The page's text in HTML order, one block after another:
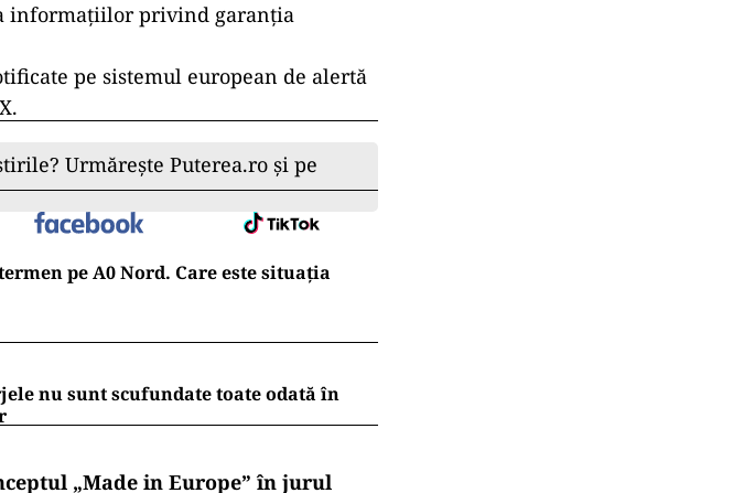
informaţiilor privind garanţia
pe sistemul european de alertă
Urmărește Puterea.ro și pe
pe A0 Nord. Care este situația
nu sunt scufundate toate odată în
„Made in Europe” în jurul